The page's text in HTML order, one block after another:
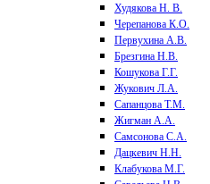
Худякова Н. В.
Черепанова К.О.
Первухина А.В.
Брезгина Н.В.
Кошукова Г.Г.
Жукович Л.А.
Сапанцова Т.М.
Жигман А.А.
Самсонова С.А.
Дацкевич Н.Н.
Клабукова М.Г.